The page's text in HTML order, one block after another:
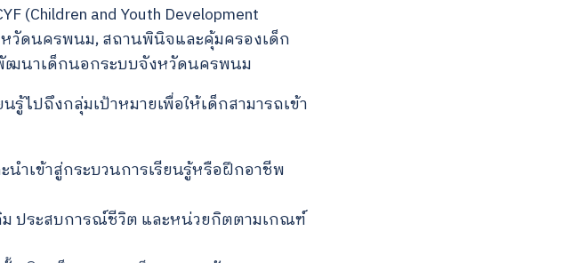
and Youth Development
วัดนครพนม, สถานพินิจและคุ้มครองเด็ก
ฒนาเด็กนอกระบบจังหวัดนครพนม
รู้ไปถึงกลุ่มเป้าหมายเพื่อให้เด็กสามารถเข้า
ำเข้าสู่กระบวนการเรียนรู้หรือฝึกอาชีพ
ม ประสบการณ์ชีวิต และหน่วยกิตตามเกณฑ์